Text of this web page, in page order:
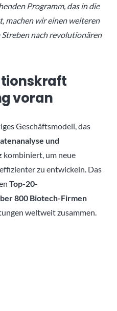
Programm, das in die
machen wir einen weiteren
nach revolutionären
voran
Geschäftsmodell, das
und
kombiniert, um neue
zu entwickeln. Das
Top-20-
800 Biotech-Firmen
weltweit zusammen.